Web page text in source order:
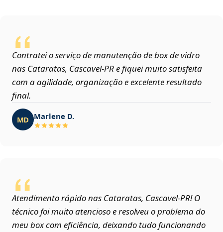
Contratei o serviço de manutenção de box de vidro
nas Cataratas, Cascavel‑PR e fiquei muito satisfeita
com a agilidade, organização e excelente resultado
final.
MD Marlene D.
Atendimento rápido nas Cataratas, Cascavel‑PR! O
técnico foi muito atencioso e resolveu o problema do
meu box com eficiência, deixando tudo funcionando